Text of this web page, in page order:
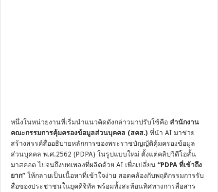
หนึ่งในหน่วยงานที่เริ่มนำแนวคิดดังกล่าวมาปรับใช้คือ สำนักงาน
คณะกรรมการคุ้มครองข้อมูลส่วนบุคคล (สคส.) ที่นำ AI มาช่วย
สร้างสรรค์สื่ออธิบายหลักการของพระราชบัญญัติคุ้มครองข้อมูล
ส่วนบุคคล พ.ศ.2562 (PDPA) ในรูปแบบใหม่ ตั้งแต่คลิปวิดีโอสั้น
มาสคอต ไปจนถึงบทเพลงที่ผลิตด้วย AI เพื่อเปลี่ยน“PDPA ที่เข้าถึง
ยาก” ให้กลายเป็นเนื้อหาที่เข้าใจง่าย สอดคล้องกับพฤติกรรมการรับ
สื่อของประชาชนในยุคดิจิทัล พร้อมทั้งสะท้อนทิศทางการสื่อสาร